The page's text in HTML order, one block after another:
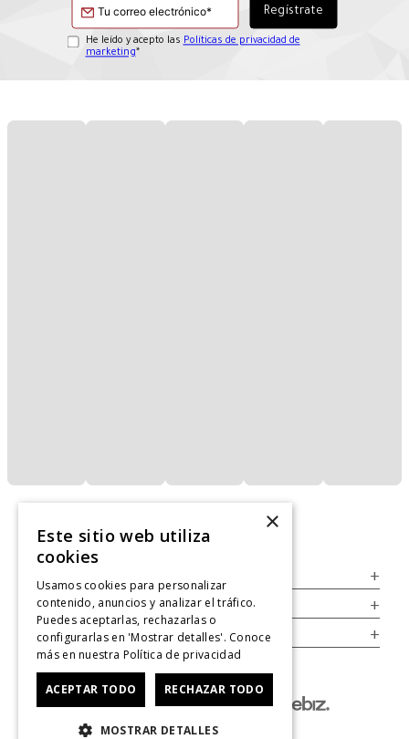
He leído y acepto las Políticas de privacidad de
marketing*
+
Legal +
Cuenta +
×
Este sitio web utiliza
cookies
Usamos cookies para personalizar
contenido, anuncios y analizar el tráfico.
Puedes aceptarlas, rechazarlas o
configurarlas en 'Mostrar detalles'. Conoce
más en nuestra Política de privacidad
ACEPTAR TODO RECHAZAR TODO
MOSTRAR DETALLES